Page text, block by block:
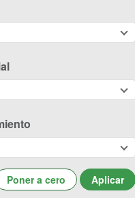
Poner a cero